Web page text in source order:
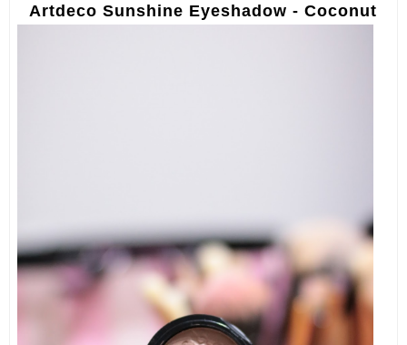
Artdeco Sunshine Eyeshadow - Coconut